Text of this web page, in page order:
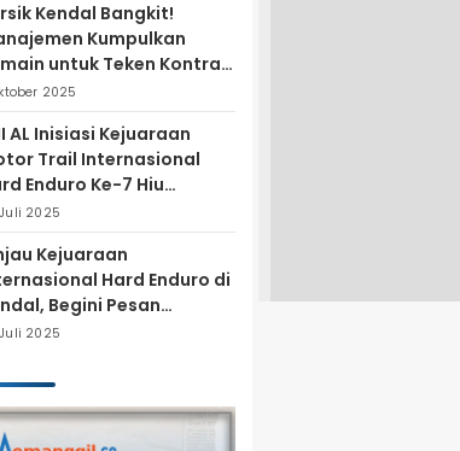
Kendal Bangkit!
Kumpulkan
untuk Teken Kontrak
Liga 4
2025
AL Inisiasi Kejuaraan
Trail Internasional
Enduro Ke-7 Hiu
2025
Kejuaraan
Hard Enduro di
Begini Pesan
Pertama TNI AL
2025